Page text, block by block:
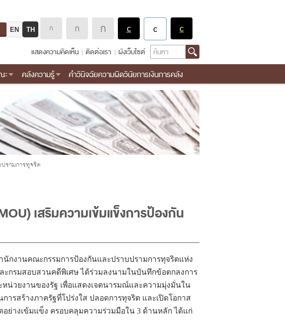
EN TH
Search
แสดงความคิดเห็น ติดต่อเรา ผังเว็บไซต์
ะ คลังความรู้ คำวินิจฉัยความผิดวินัยการเงินการคลัง
รามการทุจริต
เสริมความเข้มแข็งการป้องกัน
กงานคณะกรรมการป้องกันและปราบปรามการทุจริตแห่ง
กรมสอบสวนคดีพิเศษ ได้ร่วมลงนามในบันทึกข้อตกลงการ
น่วยงานของรัฐ เพื่อแสดงเจตนารมณ์และความมุ่งมั่นใน
รสร้างภาครัฐที่โปร่งใส ปลอดการทุจริต และเปิดโอกาส
ย่างเข้มแข็ง ครอบคลุมความร่วมมือใน 3 ด้านหลัก ได้แก่